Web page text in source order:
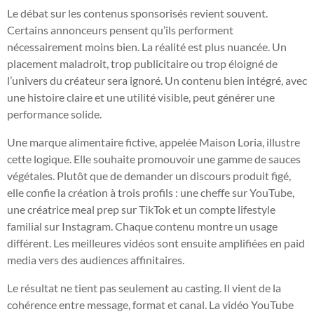
Le débat sur les contenus sponsorisés revient souvent.
Certains annonceurs pensent qu’ils performent
nécessairement moins bien. La réalité est plus nuancée. Un
placement maladroit, trop publicitaire ou trop éloigné de
l’univers du créateur sera ignoré. Un contenu bien intégré, avec
une histoire claire et une utilité visible, peut générer une
performance solide.
Une marque alimentaire fictive, appelée Maison Loria, illustre
cette logique. Elle souhaite promouvoir une gamme de sauces
végétales. Plutôt que de demander un discours produit figé,
elle confie la création à trois profils : une cheffe sur YouTube,
une créatrice meal prep sur TikTok et un compte lifestyle
familial sur Instagram. Chaque contenu montre un usage
différent. Les meilleures vidéos sont ensuite amplifiées en paid
media vers des audiences affinitaires.
Le résultat ne tient pas seulement au casting. Il vient de la
cohérence entre message, format et canal. La vidéo YouTube